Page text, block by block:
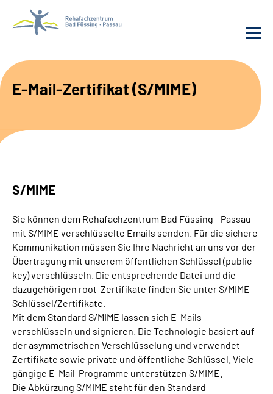
Suche
E-Mail-Zertifikat (S/MIME)
S/MIME
Sie können dem Rehafachzentrum Bad Füssing - Passau
mit S/MIME verschlüsselte Emails senden. Für die sichere
Kommunikation müssen Sie Ihre Nachricht an uns vor der
Übertragung mit unserem öffentlichen Schlüssel (public
key) verschlüsseln. Die entsprechende Datei und die
dazugehörigen root-Zertifikate finden Sie unter S/MIME
Schlüssel/Zertifikate.
Mit dem Standard S/MIME lassen sich E-Mails
verschlüsseln und signieren. Die Technologie basiert auf
der asymmetrischen Verschlüsselung und verwendet
Zertifikate sowie private und öffentliche Schlüssel. Viele
gängige E-Mail-Programme unterstützen S/MIME.
Die Abkürzung S/MIME steht für den Standard